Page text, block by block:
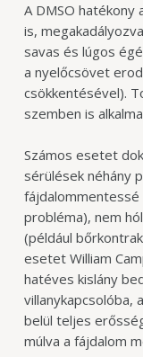
A DMSO
is,
savas és lúgos
a nyelőcsövet
csökkentésével).
szemben is
Számos esetet
sérülések néhány
fájdalommentessé
probléma), nem
(például
esetet William
hatéves kislány
villanykapcsolóba,
belül teljes
múlva a fájdalom